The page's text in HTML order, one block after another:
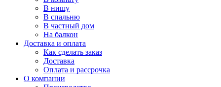
В нишу
В спальню
В частный дом
На балкон
Доставка и оплата
Как сделать заказ
Доставка
Оплата и рассрочка
О компании